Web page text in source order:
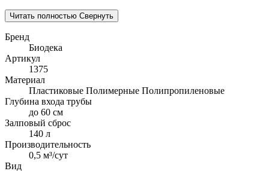
Читать полностью Свернуть
Бренд
Биодека
Артикул
1375
Материал
Пластиковые Полимерные Полипропиленовые
Глубина входа трубы
до 60 см
Залповый сброс
140 л
Производительность
0,5 м³/сут
Вид